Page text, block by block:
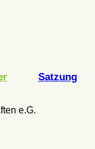
Satzung
e.G.